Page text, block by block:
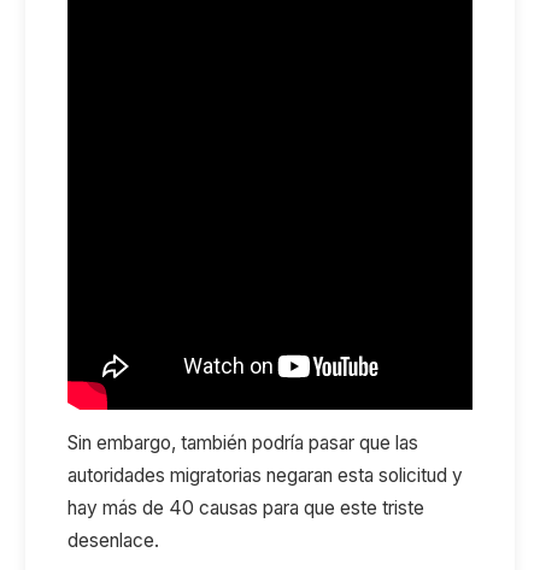
Sin embargo, también podría pasar que las
autoridades migratorias negaran esta solicitud y
hay más de 40 causas para que este triste
desenlace.